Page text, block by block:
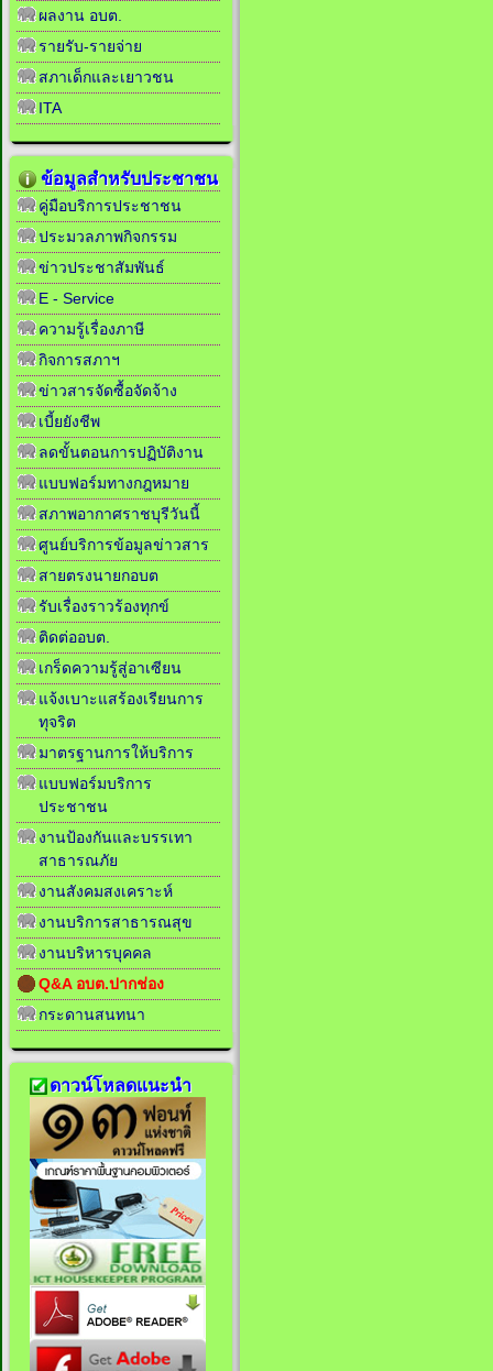
ผลงาน อบต.
รายรับ-รายจ่าย
สภาเด็กและเยาวชน
ITA
ข้อมูลสำหรับประชาชน
คู่มือบริการประชาชน
ประมวลภาพกิจกรรม
ข่าวประชาสัมพันธ์
E - Service
ความรู้เรื่องภาษี
กิจการสภาฯ
ข่าวสารจัดซื้อจัดจ้าง
เบี้ยยังชีพ
ลดขั้นตอนการปฏิบัติงาน
แบบฟอร์มทางกฎหมาย
สภาพอากาศราชบุรีวันนี้
ศูนย์บริการข้อมูลข่าวสาร
สายตรงนายกอบต
รับเรื่องราวร้องทุกข์
ติดต่ออบต.
เกร็ดความรู้สู่อาเซียน
แจ้งเบาะแสร้องเรียนการ
ทุจริต
มาตรฐานการให้บริการ
แบบฟอร์มบริการ
ประชาชน
งานป้องกันและบรรเทา
สาธารณภัย
งานสังคมสงเคราะห์
งานบริการสาธารณสุข
งานบริหารบุคคล
Q&A อบต.ปากช่อง
กระดานสนทนา
ดาวน์โหลดแนะนำ